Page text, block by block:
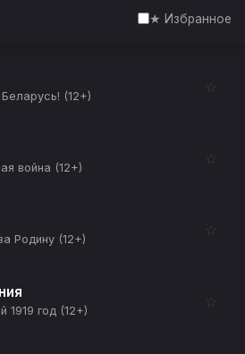
★ Избранное
(12+)
☆
война (12+)
☆
Родину (12+)
☆
1919 год (12+)
☆